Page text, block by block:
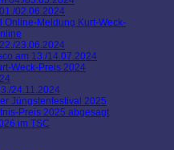
02.06.2024
Online-Meldung Kurt-Weck-
23.06.2024
am 13./14.07.2024
Weck-Preis 2024
24.11.2024
Jüngstenfestival 2025
Preis 2025 abgesagt
im TSC